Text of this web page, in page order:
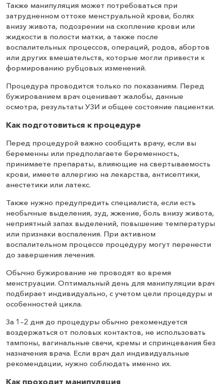
Также манипуляция может потребоваться при
затрудненном оттоке менструальной крови, болях
внизу живота, подозрении на скопление крови или
жидкости в полости матки, а также после
воспалительных процессов, операций, родов, абортов
или других вмешательств, которые могли привести к
формированию рубцовых изменений.
Процедура проводится только по показаниям. Перед
бужированием врач оценивает жалобы, данные
осмотра, результаты УЗИ и общее состояние пациентки.
Как подготовиться к процедуре
Перед процедурой важно сообщить врачу, если вы
беременны или предполагаете беременность,
принимаете препараты, влияющие на свертываемость
крови, имеете аллергию на лекарства, антисептики,
анестетики или латекс.
Также нужно предупредить специалиста, если есть
необычные выделения, зуд, жжение, боль внизу живота,
неприятный запах выделений, повышение температуры
или признаки воспаления. При активном
воспалительном процессе процедуру могут перенести
до завершения лечения.
Обычно бужирование не проводят во время
менструации. Оптимальный день для манипуляции врач
подбирает индивидуально, с учетом цели процедуры и
особенностей цикла.
За 1–2 дня до процедуры обычно рекомендуется
воздержаться от половых контактов, не использовать
тампоны, вагинальные свечи, кремы и спринцевания без
назначения врача. Если врач дал индивидуальные
рекомендации, нужно соблюдать именно их.
Как проходит манипуляция